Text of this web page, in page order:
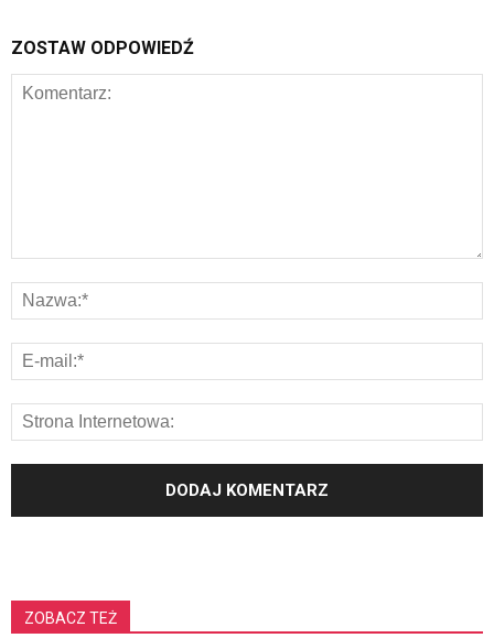
ZOSTAW ODPOWIEDŹ
ZOBACZ TEŻ